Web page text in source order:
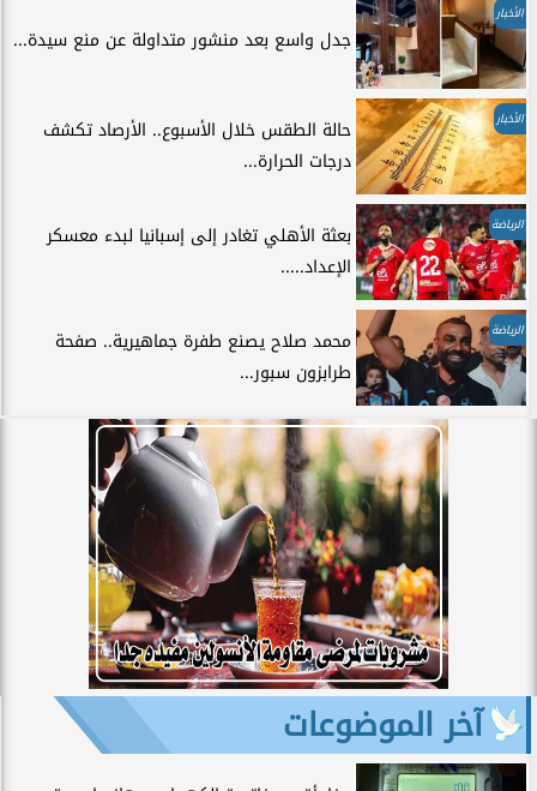
الأخبار
جدل واسع بعد منشور متداولة عن منع سيدة...
الأخبار
حالة الطقس خلال الأسبوع.. الأرصاد تكشف
درجات الحرارة...
الرياضة
بعثة الأهلي تغادر إلى إسبانيا لبدء معسكر
الإعداد.....
الرياضة
محمد صلاح يصنع طفرة جماهيرية.. صفحة
طرابزون سبور...
آخر الموضوعات